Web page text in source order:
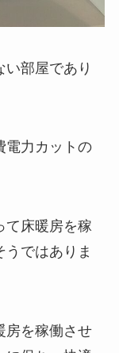
部屋であり
電力カットの
て床暖房を稼
ではありま
房を稼働させ